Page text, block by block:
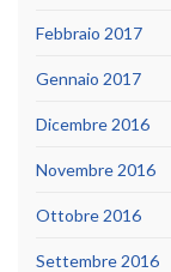
Febbraio 2017
Gennaio 2017
Dicembre 2016
Novembre 2016
Ottobre 2016
Settembre 2016